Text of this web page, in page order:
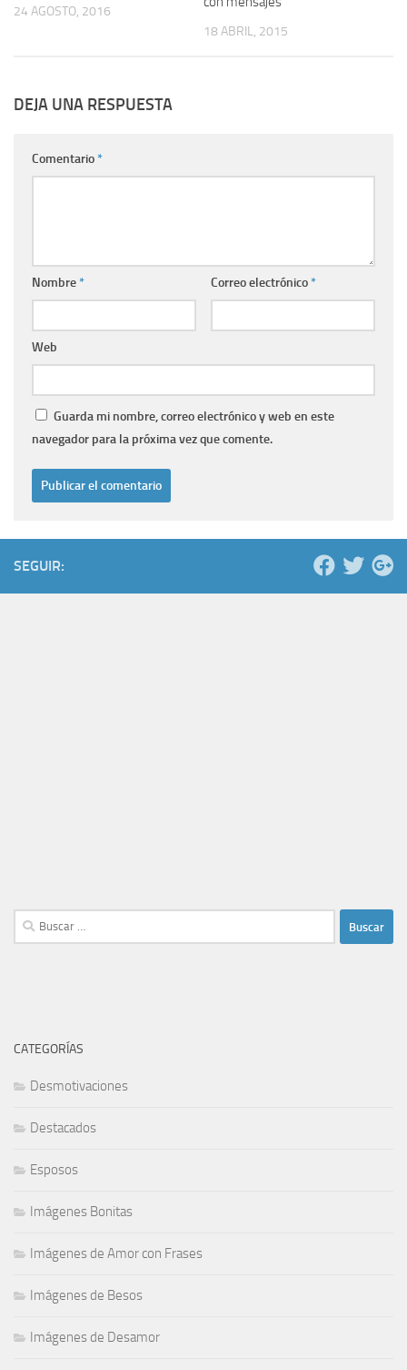
24 AGOSTO, 2016
18 ABRIL, 2015
DEJA UNA RESPUESTA
Comentario*
Nombre* Correo electrónico*
Web
Guarda mi nombre, correo electrónico y web en este
navegador para la próxima vez que comente.
SEGUIR:
Buscar:
CATEGORÍAS
Desmotivaciones
Destacados
Esposos
Imágenes Bonitas
Imágenes de Amor con Frases
Imágenes de Besos
Imágenes de Desamor